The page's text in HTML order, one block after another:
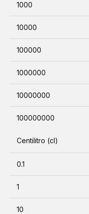
1000
10000
100000
1000000
10000000
100000000
Centilitro (cl)
0.1
1
10